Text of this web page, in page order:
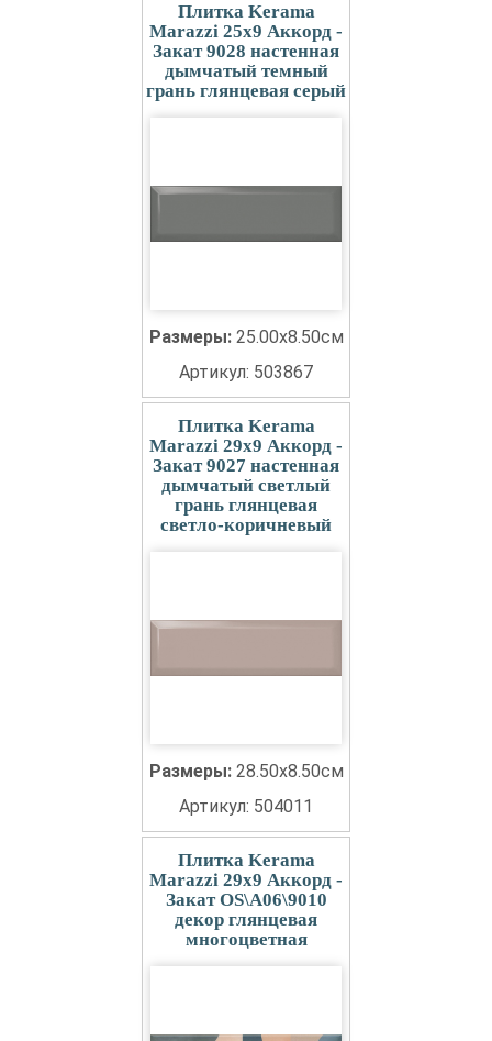
Плитка Kerama
Marazzi 25x9 Аккорд -
Закат 9028 настенная
дымчатый темный
грань глянцевая серый
Размеры: 25.00x8.50см
Артикул: 503867
Плитка Kerama
Marazzi 29x9 Аккорд -
Закат 9027 настенная
дымчатый светлый
грань глянцевая
светло-коричневый
Размеры: 28.50x8.50см
Артикул: 504011
Плитка Kerama
Marazzi 29x9 Аккорд -
Закат OS\A06\9010
декор глянцевая
многоцветная